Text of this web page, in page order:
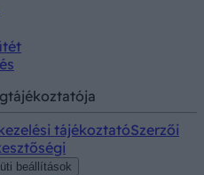
tájékoztatóSzerzői
beállítások